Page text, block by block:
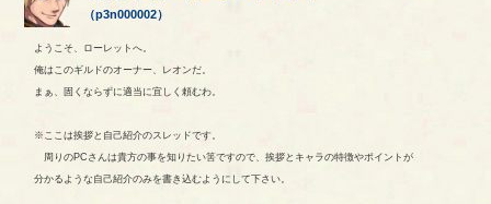
（p3n000002）
ようこそ、ローレットへ。
俺はこのギルドのオーナー、レオンだ。
まぁ、固くならずに適当に宜しく頼むわ。
※ここは挨拶と自己紹介のスレッドです。
周りのPCさんは貴方の事を知りたい筈ですので、挨拶とキャラの特徴やポイントが
分かるような自己紹介のみを書き込むようにして下さい。